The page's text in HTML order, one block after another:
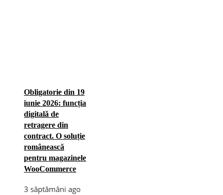
Obligatorie din 19
iunie 2026: funcția
digitală de
retragere din
contract. O soluție
românească
pentru magazinele
WooCommerce
3 săptămâni ago